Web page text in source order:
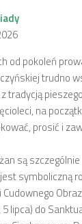
od pokoleń
trudno
tradycją
na
prosić i
są
symboliczną
lipca) do